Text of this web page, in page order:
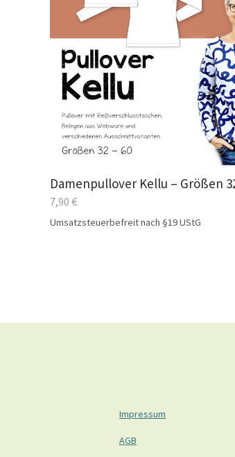
Damenpullover Kellu – Größen
7,90 €
Umsatzsteuerbefreit nach §19 UStG
Impressum
AGB